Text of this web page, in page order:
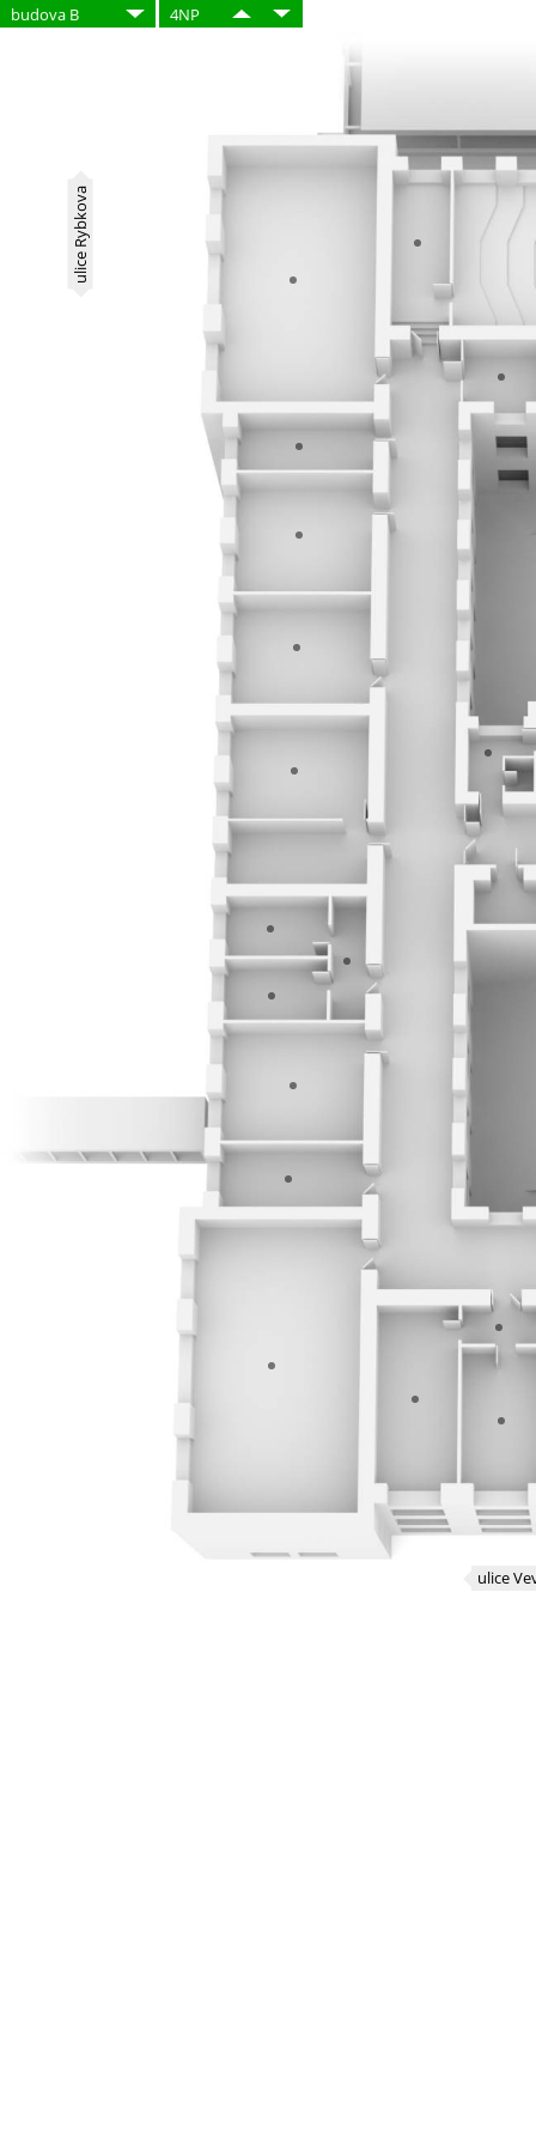
budova B 4NP
ulice Rybkova
ulice